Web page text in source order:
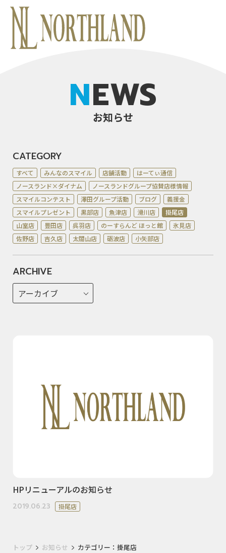
NEWS
お知らせ
CATEGORY
すべて みんなのスマイル 店舗活動
はーてぃ通信
ノースランド×ダイナム
ノースランドグループ協賛店様情報
スマイルコンテスト
澤田グループ活動 ブログ
義援金
スマイルプレゼント
黒部店 魚津店 滑川店
掛尾店
山室店
豊田店 呉羽店 のーすらんど ほっと館
氷見店
佐野店
吉久店 太閤山店 砺波店 小矢部店
ARCHIVE
HPリニューアルのお知らせ
2019.06.23 掛尾店
トップ お知らせ カテゴリー：掛尾店